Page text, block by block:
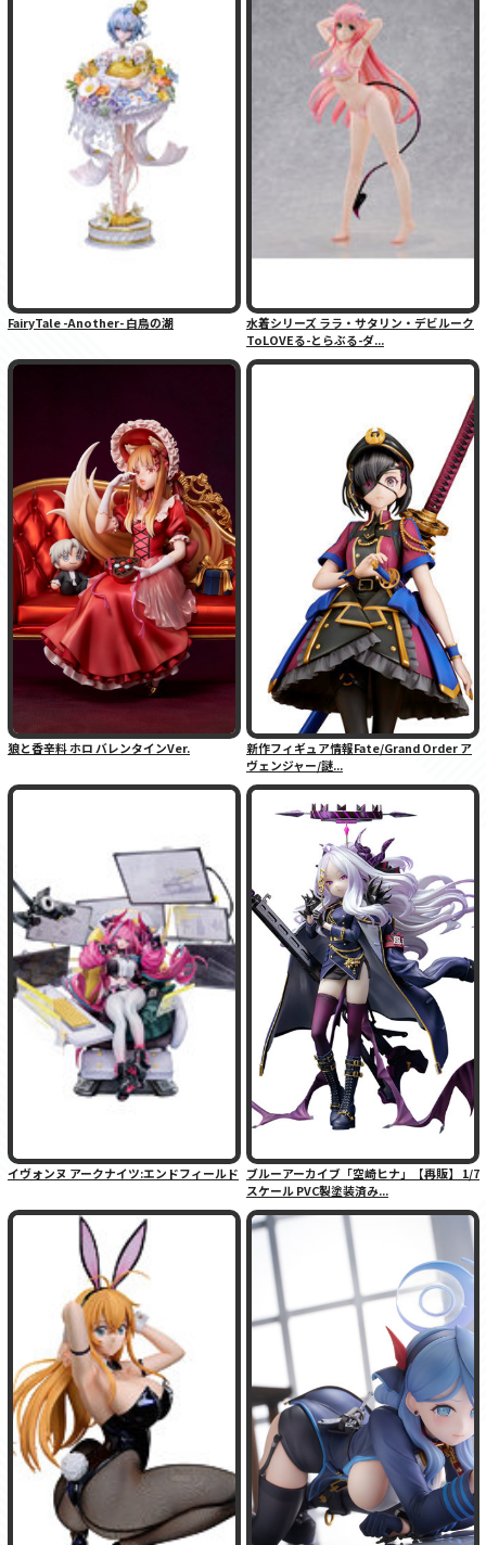
FairyTale -Another- 白鳥の湖
水着シリーズ ララ・サタリン・デビルーク
ToLOVEる-とらぶる-ダ...
狼と香辛料 ホロ バレンタインVer.
新作フィギュア情報Fate/Grand Order ア
ヴェンジャー/謎...
イヴォンヌ アークナイツ:エンドフィールド ブルーアーカイブ「空崎ヒナ」【再販】 1/7
スケール PVC製塗装済み...